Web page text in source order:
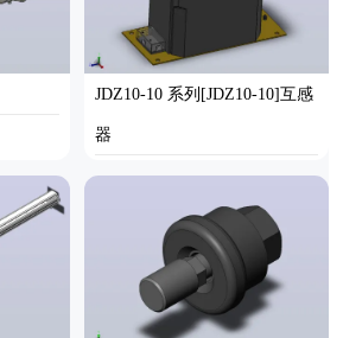
JDZ10-10 系列[JDZ10-10]互感
器
SOLIDWORKS